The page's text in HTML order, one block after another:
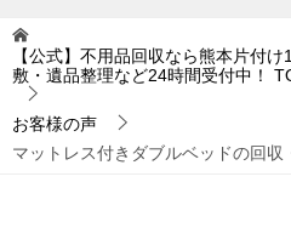
【公式】不用品回収なら熊本片付
敷・遺品整理など24時間受付中！
お客様の声
マットレス付きダブルベッドの回